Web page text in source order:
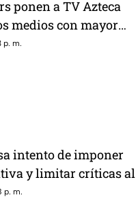
ponen a TV Azteca
medios con mayor
tras polémica por
p. m.
intento de imponer
y limitar críticas al
p. m.